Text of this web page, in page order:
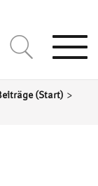
(Start) >